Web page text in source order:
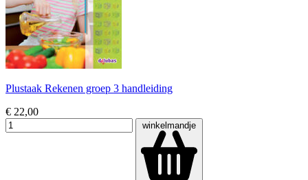
Plustaak Rekenen groep 3 handleiding
€ 22,00
winkelmandje